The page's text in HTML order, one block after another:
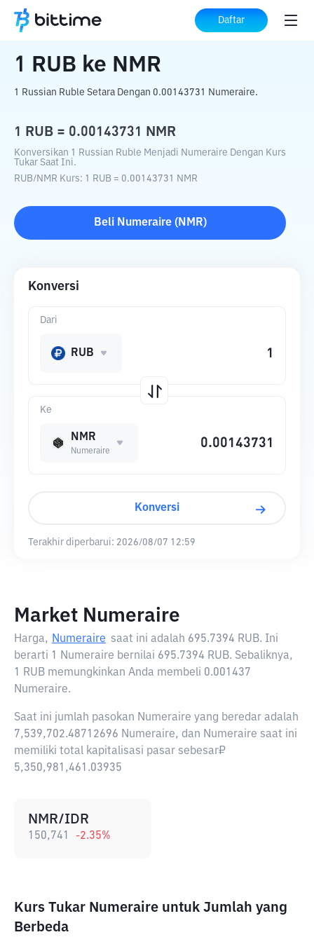
Daftar
Beranda Konverter Kripto ke NMR
1 RUB ke NMR
1 Russian Ruble Setara Dengan 0.00143731 Numeraire.
1 RUB = 0.00143731 NMR
Konversikan 1 Russian Ruble Menjadi Numeraire Dengan Kurs
Tukar Saat Ini.
RUB/NMR Kurs: 1 RUB = 0.00143731 NMR
Beli Numeraire( NMR)
Konversi
Ke
NMR
Numeraire
Dari
RUB
Konversi
Terakhir diperbarui: 2026/08/07 12:59
Market Numeraire
Harga, Numeraire saat ini adalah 695.7394 RUB. Ini
berarti 1 Numeraire bernilai 695.7394 RUB. Sebaliknya,
1 RUB memungkinkan Anda membeli 0.001437
Numeraire.
Saat ini jumlah pasokan Numeraire yang beredar adalah
7,539,702.48712696 Numeraire, dan Numeraire saat ini
memiliki total kapitalisasi pasar sebesar₽
5,350,981,461.03935
NMR/IDR
150,741 -2.35%
Kurs Tukar Numeraire untuk Jumlah yang
Berbeda